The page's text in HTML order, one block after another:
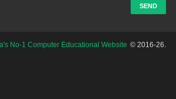
No-1 Computer Educational Website © 2016-26.